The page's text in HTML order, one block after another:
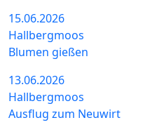
15.06.2026
Hallbergmoos
Blumen gießen
13.06.2026
Hallbergmoos
Ausflug zum Neuwirt